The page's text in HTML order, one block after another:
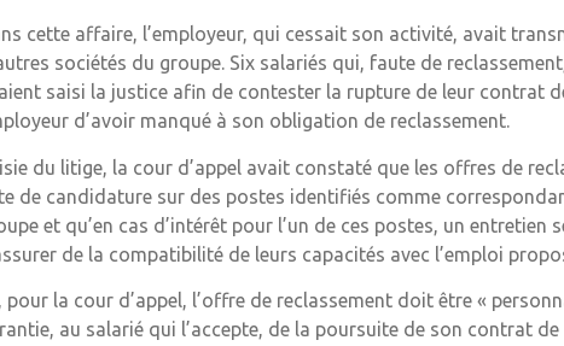
cette affaire, l’employeur, qui cessait son activité, avait
sociétés du groupe. Six salariés qui, faute de
saisi la justice afin de contester la rupture de leur contrat
d’avoir manqué à son obligation de reclassement.
du litige, la cour d’appel avait constaté que les offres de
de candidature sur des postes identifiés comme
et qu’en cas d’intérêt pour l’un de ces postes, un
de la compatibilité de leurs capacités avec l’emploi
pour la cour d’appel, l’offre de reclassement doit être «
au salarié qui l’accepte, de la poursuite de son contrat